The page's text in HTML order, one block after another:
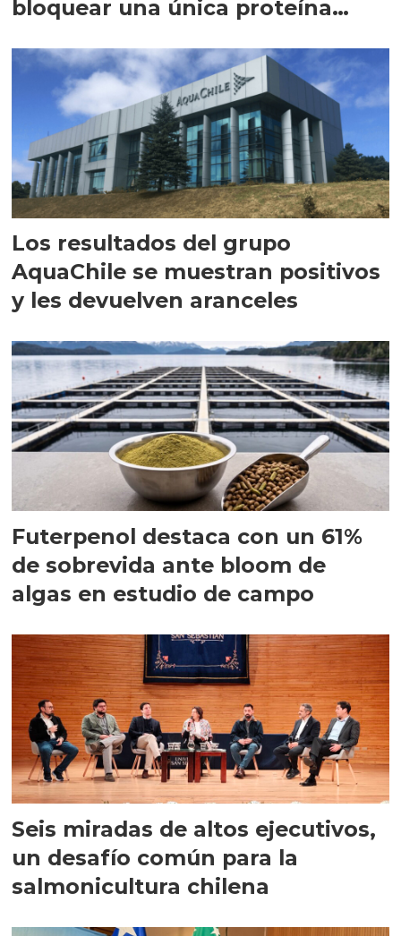
bloquear una única proteína
Los resultados del grupo
AquaChile se muestran positivos
y les devuelven aranceles
Futerpenol destaca con un 61%
de sobrevida ante bloom de
algas en estudio de campo
Seis miradas de altos ejecutivos,
un desafío común para la
salmonicultura chilena